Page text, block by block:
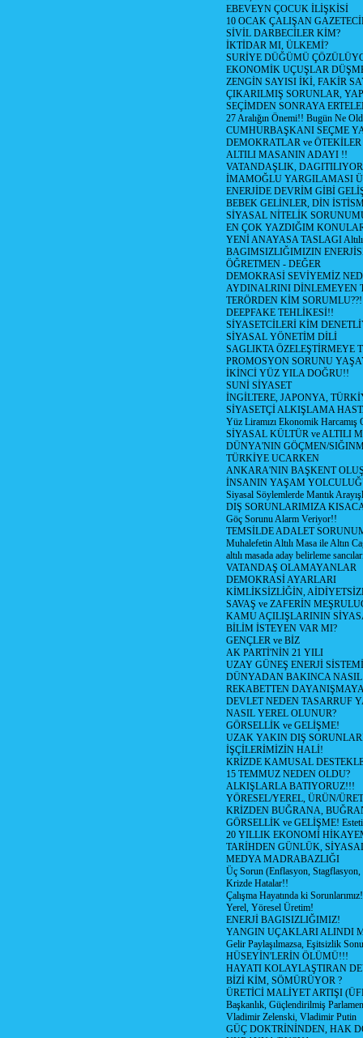
EBEVEYN ÇOCUK İLİŞKİSİ
10 OCAK ÇALIŞAN
SİVİL DARBECİLER KİM?
İKTİDAR MI, ÜLKEMİ?
SURİYE DÜĞÜMÜ
EKONOMİK UÇUŞLAR
ZENGİN SAYISI İKİ, FAKİR
ÇIKARILMIŞ SORUNLAR,
SEÇİMDEN SONRAYA
27 Aralığın Önemi!! Bugün Ne
CUMHURBAŞKANI SEÇME
DEMOKRATLAR ve ÖTEKİLER
ALTILI MASANIN ADAYI !!
VATANDAŞLIK,
İMAMOĞLU YARGILAMASI
ENERJİDE DEVRİM GİBİ
BEBEK GELİNLER, DİN
SİYASAL NİTELİK
EN ÇOK YAZDIĞIM
YENİ ANAYASA TASLAGI Altılı
BAGIMSIZLIĞIMIZIN
ÖĞRETMEN - DEĞER
DEMOKRASİ SEVİYEMİZ
AYDINALRINI DİNLEMEYEN
TERÖRDEN KİM
DEEPFAKE TEHLİKESİ!!
SİYASETCİLERİ KİM
SİYASAL YÖNETİM DİLİ
SAGLIKTA ÖZELEŞTİRMEYE
PROMOSYON SORUNU
İKİNCİ YÜZ YILA DOĞRU!!
SUNİ SİYASET
İNGİLTERE, JAPONYA,
SİYASETÇİ ALKIŞLAMA
Yüz Liramızı Ekonomik Harcamış
SİYASAL KÜLTÜR ve ALTILI
DÜNYA'NIN GÖÇMEN/
TÜRKİYE UCARKEN
ANKARA'NIN BAŞKENT
İNSANIN YAŞAM
Siyasal Söylemlerde Mantık
DIŞ SORUNLARIMIZA
Göç Sorunu Alarm Veriyor!!
TEMSİLDE ADALET
Muhalefetin Altılı Masa ile Altın
altılı masada aday belirleme
VATANDAŞ OLAMAYANLAR
DEMOKRASİ AYARLARI
KİMLİKSİZLİĞİN,
SAVAŞ ve ZAFERİN
KAMU AÇILIŞLARININ
BİLİM İSTEYEN VAR MI?
GENÇLER ve BİZ
AK PARTİ'NİN 21 YILI
UZAY GÜNEŞ ENERJİ SİSTEMİ
DÜNYADAN BAKINCA
REKABETTEN
DEVLET NEDEN TASARRUF
NASIL YEREL OLUNUR?
GÖRSELLİK ve GELİŞME!
UZAK YAKIN DIŞ
İŞÇİLERİMİZİN HALİ!
KRİZDE KAMUSAL
15 TEMMUZ NEDEN OLDU?
ALKIŞLARLA BATIYORUZ!!!
YÖRESEL/YEREL, ÜRÜN/
KRİZDEN BUĞRANA,
GÖRSELLİK ve GELİŞME!
20 YILLIK EKONOMİ
TARİHDEN GÜNLÜK,
MEDYA MADRABAZLIĞI
Üç Sorun (Enflasyon, Stagflasyon,
Krizde Hatalar!!
Çalışma Hayatında ki
Yerel, Yöresel Üretim!
ENERJİ BAGISIZLIĞIMIZ!
YANGIN UÇAKLARI ALINDI
Gelir Paylaşılmazsa, Eşitsizlik
HÜSEYİN'LERİN ÖLÜMÜ!!!
HAYATI KOLAYLAŞTIRAN
BİZİ KİM, SÖMÜRÜYOR ?
ÜRETİCİ MALİYET ARTIŞI
Başkanlık, Güçlendirilmiş
Vladimir Zelenski, Vladimir Putin
GÜÇ DOKTRİNİNDEN, HAK